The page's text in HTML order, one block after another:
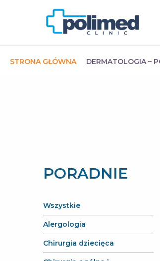
STRONA GŁÓWNA DERMATOLOGIA –
PORADNIE
Wszystkie
Alergologia
Chirurgia dziecięca